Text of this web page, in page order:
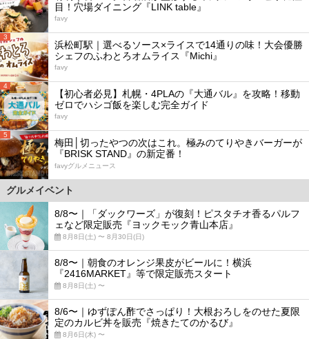
目！穴場ダイニング『LINK table』
favy
3
浜松町駅｜選べるソース×ライスで14通りの味！大会優勝
シェフのふわとろオムライス『Michi』
favy
4
【初心者必見】札幌・4PLAの『大通バル』を攻略！移動
ゼロでハシゴ飯を楽しむ完全ガイド
favy
5
梅田│切ったやつの次はこれ。極みのてりやきバーガーが
『BRISK STAND』の新定番！
favyグルメニュース
グルメイベント
8/8〜｜「ダックワーズ」が復刻！ピスタチオ香るパルフ
ェなど限定販売『ヨックモック青山本店』
8月8日(土) 〜 8月30日(日)
8/8〜｜朝食のオレンジ果皮がビールに！横浜
『2416MARKET』等で限定販売スタート
8月8日(土) 〜
8/6〜｜ゆずぽん酢でさっぱり！大根おろしをのせた夏限
定のカルビ丼を販売『焼きたてのかるび』
8月6日(木) 〜